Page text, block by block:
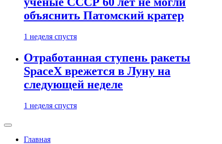
объяснить Патомский кратер
1 неделя спустя
Отработанная ступень ракеты
SpaceX врежется в Луну на
следующей неделе
1 неделя спустя
Главная